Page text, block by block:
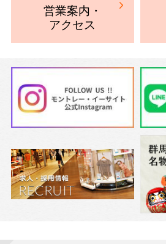
営業案内 ・
アクセス